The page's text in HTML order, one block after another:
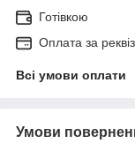
Готівкою
Оплата за
Всі умови оплати
Умови